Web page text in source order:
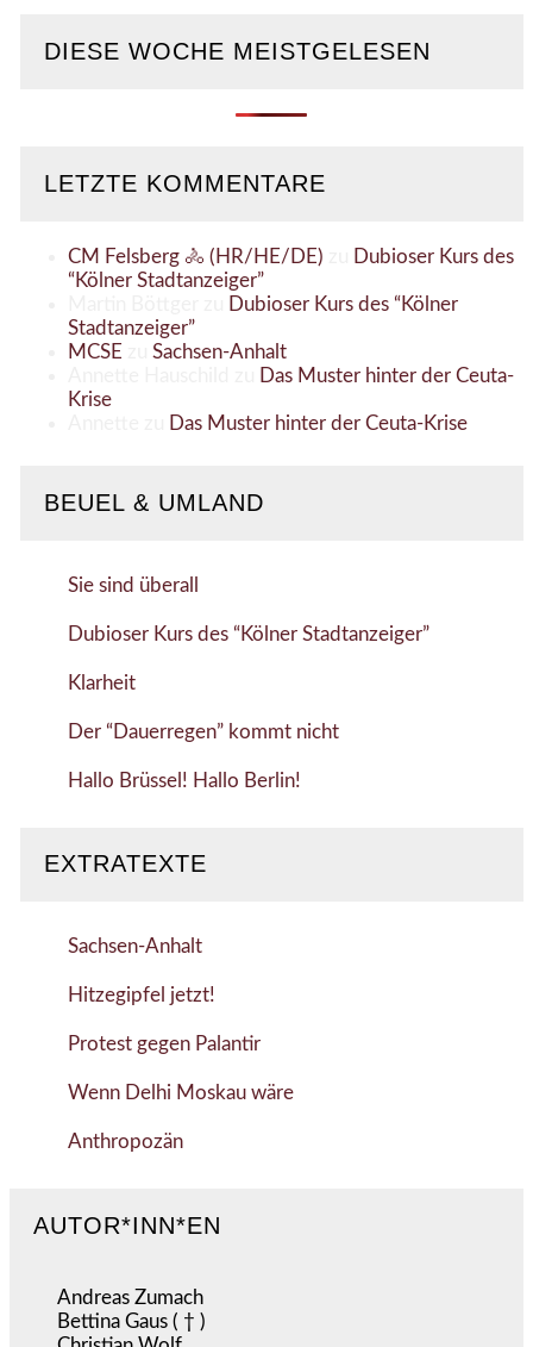
DIESE WOCHE MEISTGELESEN
LETZTE KOMMENTARE
CM Felsberg 🚴 (HR/HE/DE)
Dubioser Kurs des
“Kölner Stadtanzeiger”
Dubioser Kurs des “Kölner
Stadtanzeiger”
MCSE
Sachsen-Anhalt
Das Muster hinter der Ceuta-
Krise
Das Muster hinter der Ceuta-Krise
BEUEL & UMLAND
Sie sind überall
Dubioser Kurs des “Kölner Stadtanzeiger”
Klarheit
Der “Dauerregen” kommt nicht
Hallo Brüssel! Hallo Berlin!
EXTRATEXTE
Sachsen-Anhalt
Hitzegipfel jetzt!
Protest gegen Palantir
Wenn Delhi Moskau wäre
Anthropozän
AUTOR*INN*EN
Andreas Zumach
Bettina Gaus ( † )